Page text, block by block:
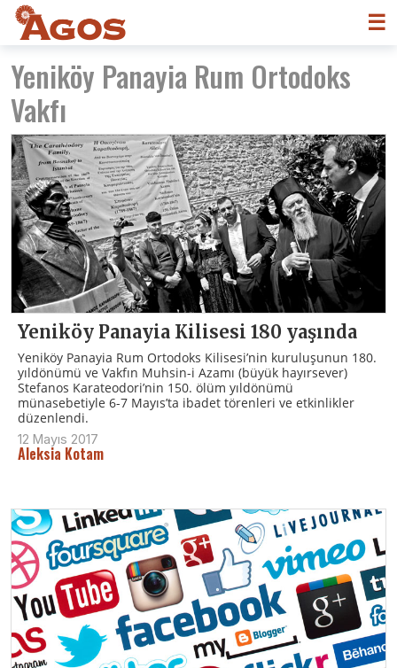
☰
Yeniköy Panayia Rum Ortodoks
Vakfı
Yeniköy Panayia Kilisesi 180 yaşında
Yeniköy Panayia Rum Ortodoks Kilisesi’nin kuruluşunun 180.
yıldönümü ve Vakfın Muhsin-i Azamı (büyük hayırsever)
Stefanos Karateodori’nin 150. ölüm yıldönümü
münasebetiyle 6-7 Mayıs’ta ibadet törenleri ve etkinlikler
düzenlendi.
12 Mayıs 2017
Aleksia Kotam